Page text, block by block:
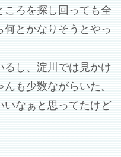
ころを探し回っても全
何とかなりそうとやっ
るし、淀川では見かけ
も少数ながらいた。
いなぁと思ってたけど